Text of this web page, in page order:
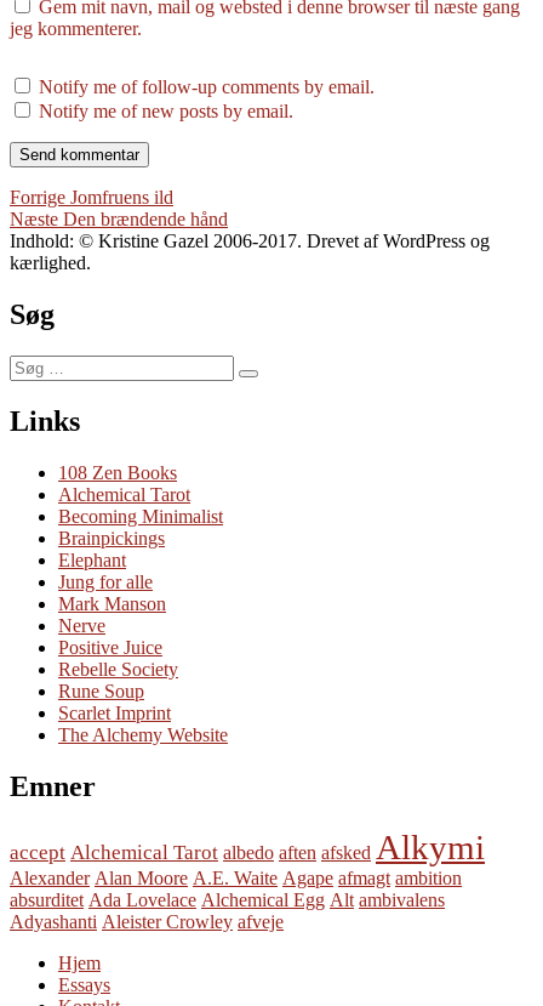
Gem mit navn, mail og websted i denne browser til næste gang
jeg kommenterer.
Notify me of follow-up comments by email.
Notify me of new posts by email.
Indlægsnavigation
Forrige Forrige
indlæg:
Jomfruens ild
Næste Næste
indlæg:
Den brændende hånd
Indhold: © Kristine Gazel 2006-2017. Drevet af WordPress og
kærlighed.
Søg
Søg
efter:
Søg
Links
108 Zen Books
Alchemical Tarot
Becoming Minimalist
Brainpickings
Elephant
Jung for alle
Mark Manson
Nerve
Positive Juice
Rebelle Society
Rune Soup
Scarlet Imprint
The Alchemy Website
Emner
accept Alchemical Tarot albedo aften afsked Alkymi
Alexander Alan Moore A.E. Waite Agape afmagt ambition
absurditet Ada Lovelace Alchemical Egg Alt ambivalens
Adyashanti Aleister Crowley afveje
Hjem
Essays